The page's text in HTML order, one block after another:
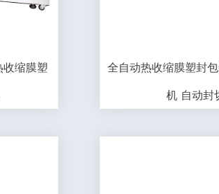
缩膜塑
全自动热收缩膜塑封
机 自动封